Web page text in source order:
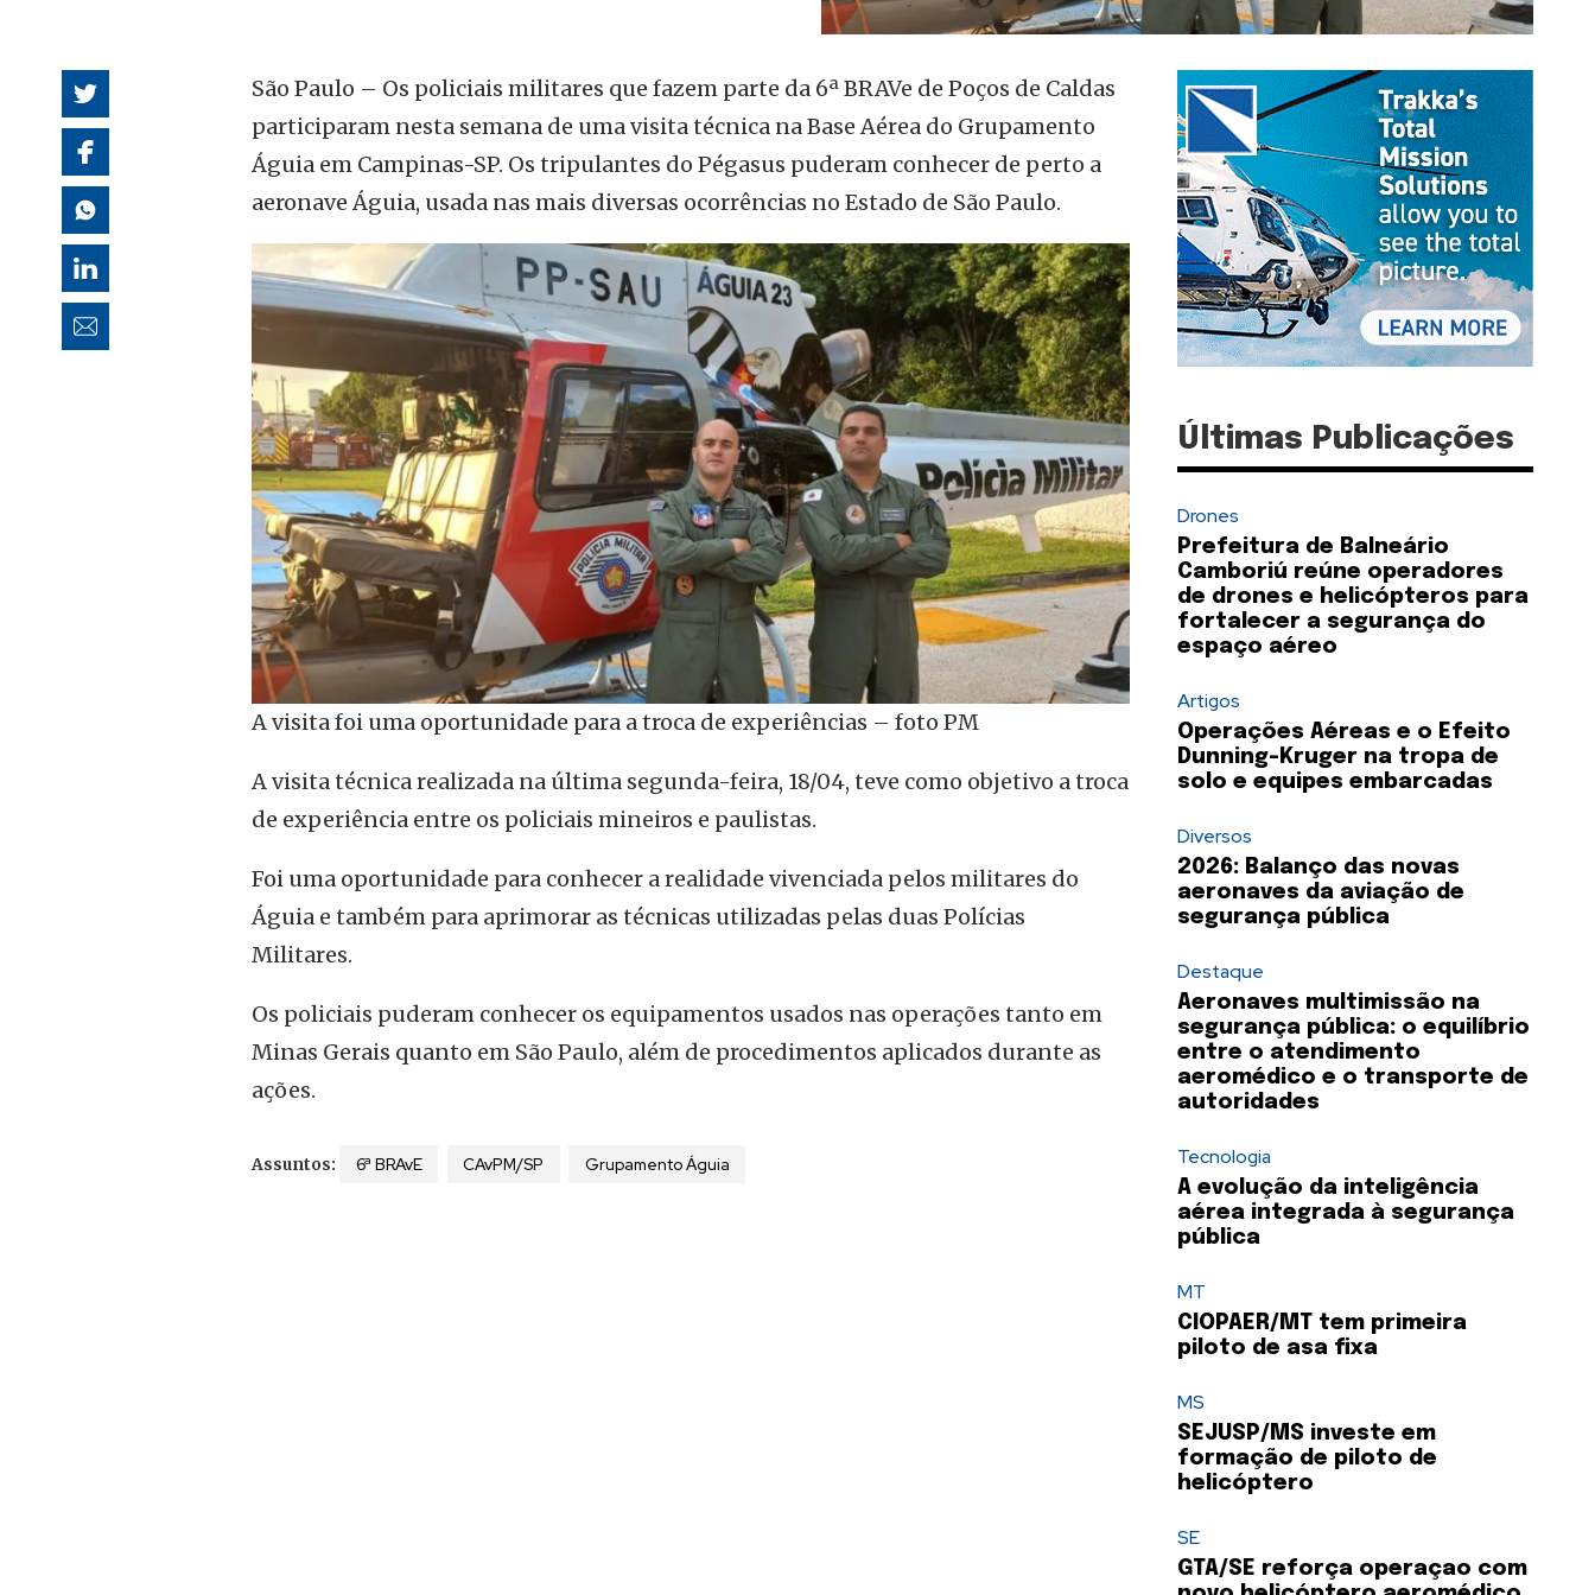
São Paulo – Os policiais militares que fazem parte da 6ª BRAVe de Poços de Caldas
participaram nesta semana de uma visita técnica na Base Aérea do Grupamento
Águia em Campinas-SP. Os tripulantes do Pégasus puderam conhecer de perto a
aeronave Águia, usada nas mais diversas ocorrências no Estado de São Paulo.
A visita foi uma oportunidade para a troca de experiências – foto PM
A visita técnica realizada na última segunda-feira, 18/04, teve como objetivo a troca
de experiência entre os policiais mineiros e paulistas.
Foi uma oportunidade para conhecer a realidade vivenciada pelos militares do
Águia e também para aprimorar as técnicas utilizadas pelas duas Polícias
Militares.
Os policiais puderam conhecer os equipamentos usados nas operações tanto em
Minas Gerais quanto em São Paulo, além de procedimentos aplicados durante as
ações.
Assuntos: 6ª BRAvE CAvPM/SP Grupamento Águia
Últimas Publicações
Drones
Prefeitura de Balneário
Camboriú reúne operadores
de drones e helicópteros para
fortalecer a segurança do
espaço aéreo
Artigos
Operações Aéreas e o Efeito
Dunning-Kruger na tropa de
solo e equipes embarcadas
Diversos
2026: Balanço das novas
aeronaves da aviação de
segurança pública
Destaque
Aeronaves multimissão na
segurança pública: o equilíbrio
entre o atendimento
aeromédico e o transporte de
autoridades
Tecnologia
A evolução da inteligência
aérea integrada à segurança
pública
MT
CIOPAER/MT tem primeira
piloto de asa fixa
MS
SEJUSP/MS investe em
formação de piloto de
helicóptero
SE
GTA/SE reforça operaçao com